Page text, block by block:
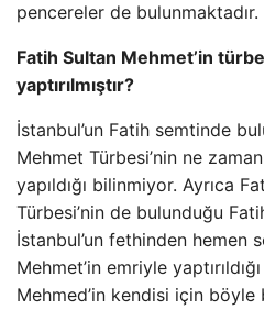
pencereler de bulunmaktadır.
Fatih Sultan Mehmet’in
yaptırılmıştır?
İstanbul’un Fatih semtinde
Mehmet Türbesi’nin ne
yapıldığı bilinmiyor. Ayrıca
Türbesi’nin de bulunduğu
İstanbul’un fethinden hemen
Mehmet’in emriyle
Mehmed’in kendisi için böyle